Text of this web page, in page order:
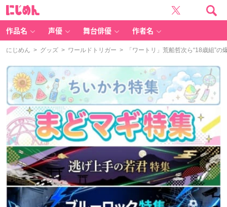
作品名 声優 舞台俳優 作者名
にじめん > グッズ > ワールドトリガー > 「ワートリ」荒船哲次ら“18歳組”の